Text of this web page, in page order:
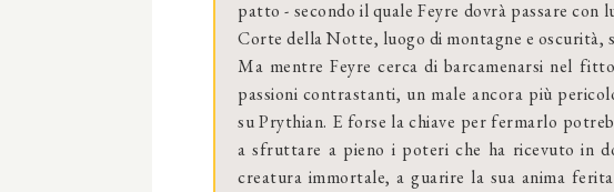
patto - secondo il quale Feyre dovrà passare con
Corte della Notte, luogo di montagne e oscurità,
Ma mentre Feyre cerca di barcamenarsi nel
passioni contrastanti, un male ancora più
su Prythian. E forse la chiave per fermarlo
a sfruttare a pieno i poteri che ha ricevuto in
creatura immortale, a guarire la sua anima